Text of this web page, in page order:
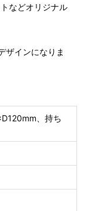
などオリジナル
ザインになりま
、持ち